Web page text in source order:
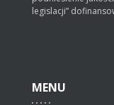
legislacji”
MENU